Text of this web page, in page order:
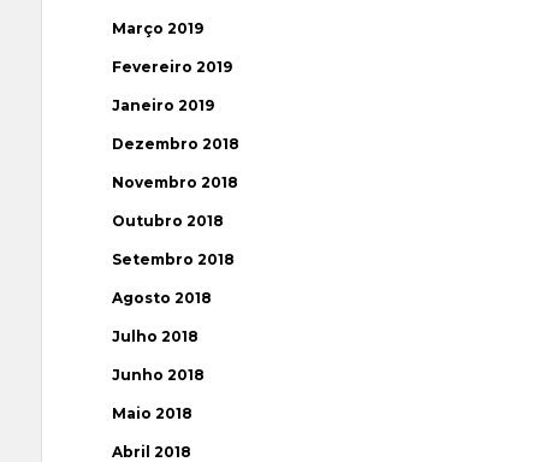
Março 2019
Fevereiro 2019
Janeiro 2019
Dezembro 2018
Novembro 2018
Outubro 2018
Setembro 2018
Agosto 2018
Julho 2018
Junho 2018
Maio 2018
Abril 2018